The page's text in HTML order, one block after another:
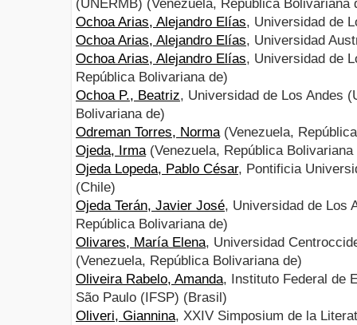
(UNERMB) (Venezuela, República Bolivariana
Ochoa Arias, Alejandro Elías, Universidad de
Ochoa Arias, Alejandro Elías, Universidad
Ochoa Arias, Alejandro Elías, Universidad de
República Bolivariana de)
Ochoa P., Beatriz, Universidad de Los Andes
Bolivariana de)
Odreman Torres, Norma(Venezuela,
Ojeda, Irma(Venezuela, República Bolivariana
Ojeda Lopeda, Pablo César, Pontificia
(Chile)
Ojeda Terán, Javier José, Universidad de Los
República Bolivariana de)
Olivares, María Elena, Universidad
(Venezuela, República Bolivariana de)
Oliveira Rabelo, Amanda, Instituto Federal de
São Paulo (IFSP) (Brasil)
Oliveri, Giannina, XXIV Simposium de la